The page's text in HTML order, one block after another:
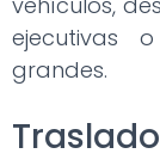
ejecutivas
grandes.